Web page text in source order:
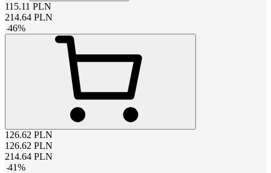
115.11 PLN
214.64 PLN
-46%
126.62 PLN
126.62 PLN
214.64 PLN
-41%